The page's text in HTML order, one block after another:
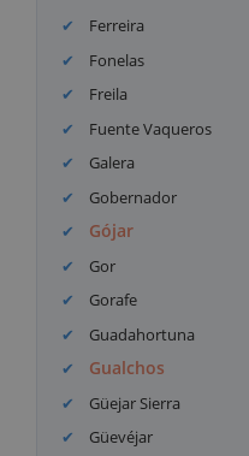
Ferreira
Fonelas
Freila
Fuente Vaqueros
Galera
Gobernador
Gójar
Gor
Gorafe
Guadahortuna
Gualchos
Güejar Sierra
Güevéjar